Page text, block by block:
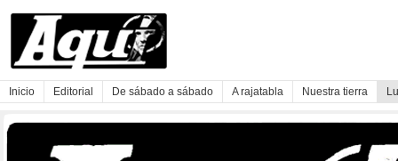
Inicio Editorial De sábado a sábado A rajatabla Nuestra tierra